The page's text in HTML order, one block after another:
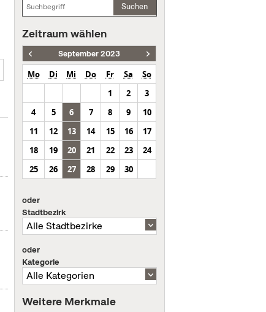
Suchen
Zeitraum wählen
September 2023
Mo Di Mi Do Fr Sa
So
1
2
3
4
5 6 7 8 9
10
11
12 13 14 15 16
17
18
19 20 21 22 23
24
25
26 27 28 29 30
oder
Stadtbezirk
oder
Kategorie
Weitere Merkmale